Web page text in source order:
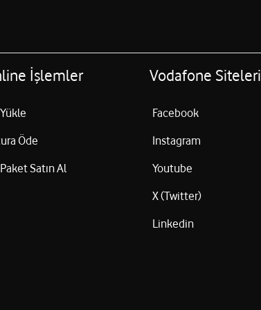
İşlemler
Öde
Satın Al
Vodafone Siteleri
Facebook
Instagram
Youtube
X (Twitter)
Linkedin